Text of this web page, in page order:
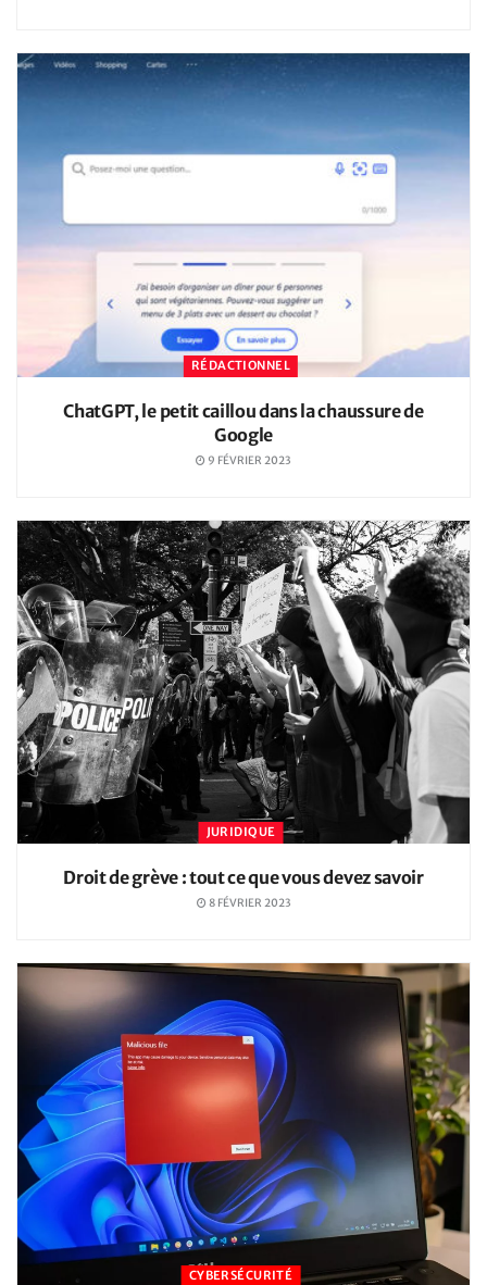
RÉDACTIONNEL
ChatGPT, le petit caillou dans la chaussure de
Google
9 FÉVRIER 2023
JURIDIQUE
Droit de grève : tout ce que vous devez savoir
8 FÉVRIER 2023
CYBERSÉCURITÉ